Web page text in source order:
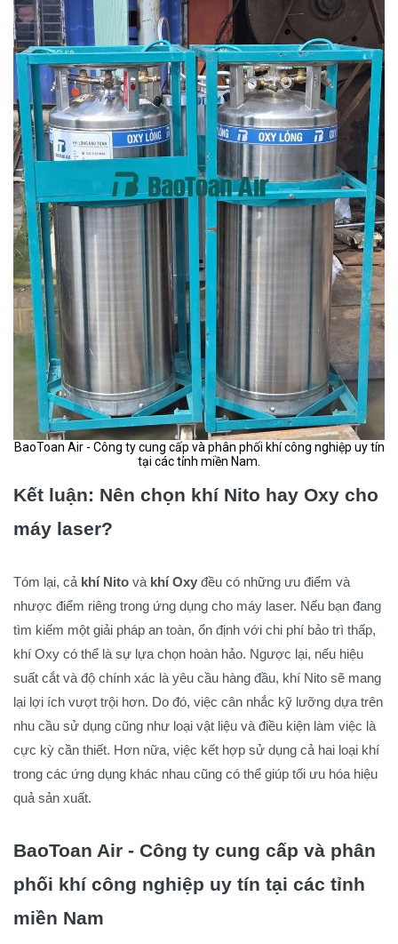
BaoToan Air - Công ty cung cấp và phân phối khí công nghiệp uy tín
tại các tỉnh miền Nam.
Kết luận: Nên chọn khí Nito hay Oxy cho
máy laser?
Tóm lại, cả khí Nito và khí Oxy đều có những ưu điểm và
nhược điểm riêng trong ứng dụng cho máy laser. Nếu bạn đang
tìm kiếm một giải pháp an toàn, ổn định với chi phí bảo trì thấp,
khí Oxy có thể là sự lựa chọn hoàn hảo. Ngược lại, nếu hiệu
suất cắt và độ chính xác là yêu cầu hàng đầu, khí Nito sẽ mang
lại lợi ích vượt trội hơn. Do đó, việc cân nhắc kỹ lưỡng dựa trên
nhu cầu sử dụng cũng như loại vật liệu và điều kiện làm việc là
cực kỳ cần thiết. Hơn nữa, việc kết hợp sử dụng cả hai loại khí
trong các ứng dụng khác nhau cũng có thể giúp tối ưu hóa hiệu
quả sản xuất.
BaoToan Air - Công ty cung cấp và phân
phối khí công nghiệp uy tín tại các tỉnh
miền Nam